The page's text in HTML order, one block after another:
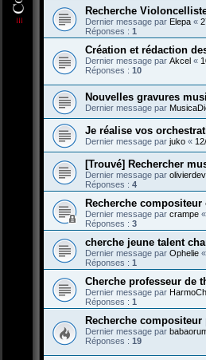
Recherche
Dernier message par Elepa «
Réponses : 1
Création et rédaction
Dernier message par Akcel «
Réponses : 10
Nouvelles gravures
Dernier message par
Je réalise vos
Dernier message par juko «
[Trouvé] Rechercher
Dernier message par
Réponses : 4
Recherche
Dernier message par crampe «
Réponses : 3
cherche jeune talent
Dernier message par Ophelie «
Réponses : 1
Cherche professeur de
Dernier message par
Réponses : 1
Recherche
Dernier message par
Réponses : 19